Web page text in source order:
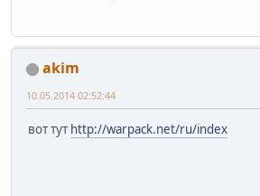
akim
10.05.2014 02:52:44
вот тут http://warpack.net/ru/index